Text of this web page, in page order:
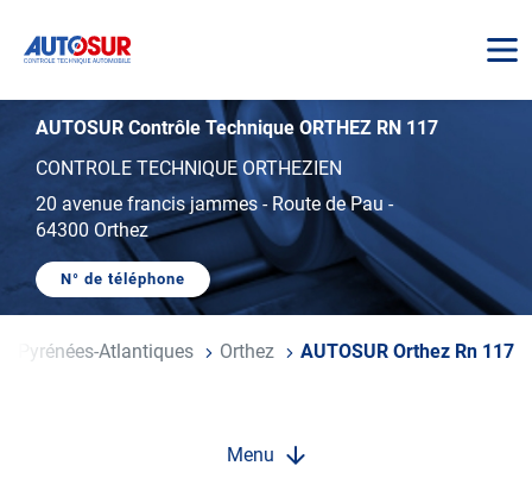
AUTOSUR
AUTOSUR Contrôle Technique ORTHEZ RN 117
CONTROLE TECHNIQUE ORTHEZIEN
20 avenue francis jammes - Route de Pau -
64300 Orthez
N° de téléphone
AFFICHER
TÉLÉPHONE
Pyrénées-Atlantiques Orthez AUTOSUR Orthez Rn 117
Menu